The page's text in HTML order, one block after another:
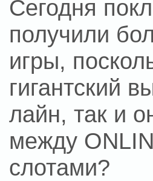
Сегодня
получили
игры,
гигантский
лайн, так и
между
слотами?